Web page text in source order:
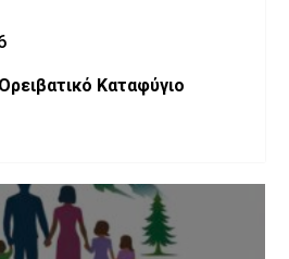
Καταφύγιο